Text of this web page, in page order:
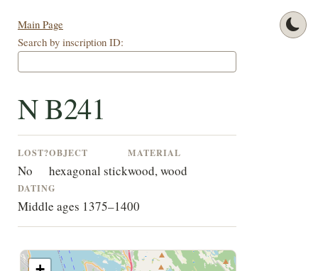
Main Page
Search by inscription ID:
N B241
LOST?
No
OBJECT
hexagonal stick
MATERIAL
wood, wood
DATING
Middle ages 1375–1400